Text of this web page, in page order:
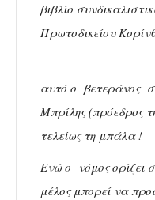
βιβλίο
Πρωτοδικείου
αυτό ο βετεράνος
Μπρίλης (πρόεδρος
τελείως τη μπάλα !
Ενώ ο νόμος ορίζει
μέλος μπορεί να